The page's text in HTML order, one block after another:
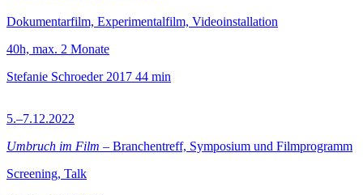
Dokumentarfilm, Experimentalfilm, Videoinstallation
40h, max. 2 Monate
Stefanie Schroeder 2017 44 min
5.–7.12.2022
Umbruch im Film – Branchentreff, Symposium und Filmprogramm
Screening, Talk